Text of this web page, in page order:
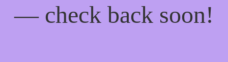
— check back soon!